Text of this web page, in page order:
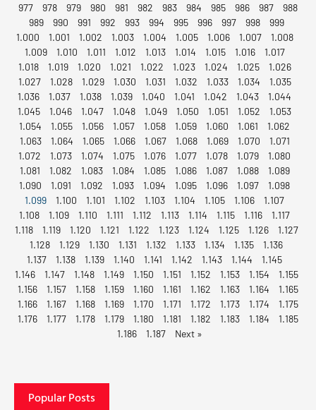
977
978 979 980 981 982 983 984 985 986 987
988
989
990 991 992 993 994 995 996 997 998
999
1.000
1.001 1.002 1.003 1.004 1.005 1.006 1.007
1.008
1.009
1.010 1.011 1.012 1.013 1.014 1.015 1.016
1.017
1.018
1.019 1.020 1.021 1.022 1.023 1.024 1.025
1.026
1.027
1.028 1.029 1.030 1.031 1.032 1.033 1.034
1.035
1.036
1.037 1.038 1.039 1.040 1.041 1.042 1.043
1.044
1.045
1.046 1.047 1.048 1.049 1.050 1.051 1.052
1.053
1.054
1.055 1.056 1.057 1.058 1.059 1.060 1.061
1.062
1.063
1.064 1.065 1.066 1.067 1.068 1.069 1.070
1.071
1.072
1.073 1.074 1.075 1.076 1.077 1.078 1.079
1.080
1.081
1.082 1.083 1.084 1.085 1.086 1.087 1.088
1.089
1.090
1.091 1.092 1.093 1.094 1.095 1.096 1.097
1.098
1.099
1.100 1.101 1.102 1.103 1.104 1.105 1.106
1.107
1.108
1.109 1.110 1.111 1.112 1.113 1.114 1.115 1.116
1.117
1.118
1.119 1.120 1.121 1.122 1.123 1.124 1.125 1.126
1.127
1.128
1.129 1.130 1.131 1.132 1.133 1.134 1.135
1.136
1.137
1.138 1.139 1.140 1.141 1.142 1.143 1.144
1.145
1.146
1.147 1.148 1.149 1.150 1.151 1.152 1.153 1.154
1.155
1.156
1.157 1.158 1.159 1.160 1.161 1.162 1.163 1.164
1.165
1.166
1.167 1.168 1.169 1.170 1.171 1.172 1.173 1.174
1.175
1.176
1.177 1.178 1.179 1.180 1.181 1.182 1.183 1.184
1.185
1.186
1.187 Next »
Popular Posts